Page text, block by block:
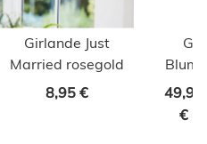
Girlande Just
Married rosegold
8,95 €
49,95
€